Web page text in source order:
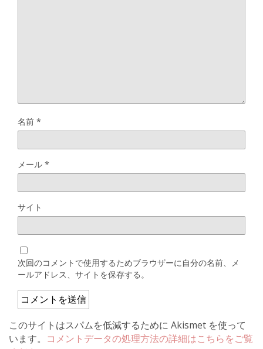
名前 *
メール *
サイト
次回のコメントで使用するためブラウザーに自分の名前、メ
ールアドレス、サイトを保存する。
このサイトはスパムを低減するために Akismet を使って
います。 コメントデータの処理方法の詳細はこちらをご覧